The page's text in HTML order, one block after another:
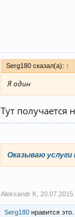
Serg180 сказал(а): ↑
Я один
Тут получается
Оказываю
Aleksandr K 20.07.2015
Serg180 нравится это.